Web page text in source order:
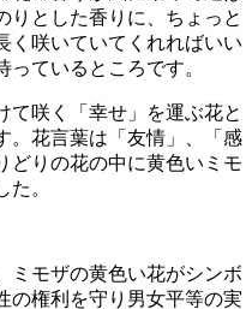
りとした香りに、ちょっと
く咲いていてくれればいい
ているところです。
咲く「幸せ」を運ぶ花と
。花言葉は「友情」、「感
どりの花の中に黄色いミモ
。
モザの黄色い花がシンボ
の権利を守り男女平等の実